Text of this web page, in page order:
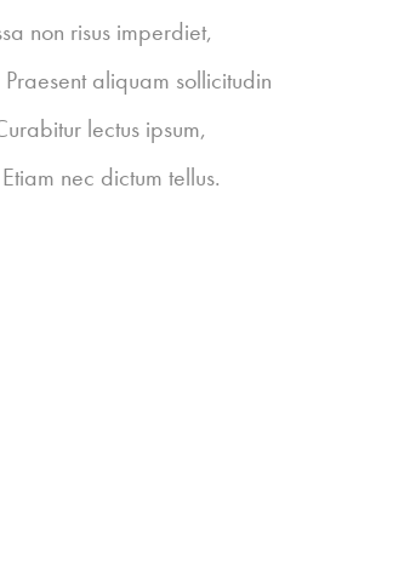
non risus imperdiet,
aliquam sollicitudin
lectus ipsum,
nec dictum tellus.